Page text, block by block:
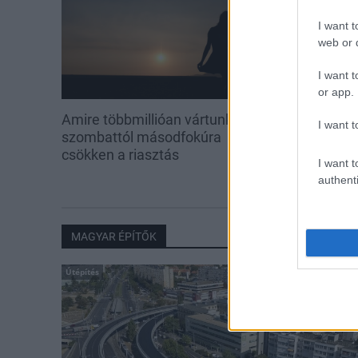
I want
web or
I want
or app.
I want
I want
Amire többmillióan vártunk:
szombattól másodfokúra
csökken a riasztás
A hőségben
MAGYAR ÉPÍTŐK
Útépítés